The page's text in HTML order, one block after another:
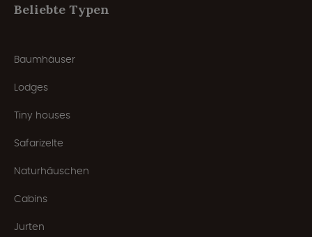
Beliebte Typen
Baumhäuser
Lodges
Tiny houses
Safarizelte
Naturhäuschen
Cabins
Jurten